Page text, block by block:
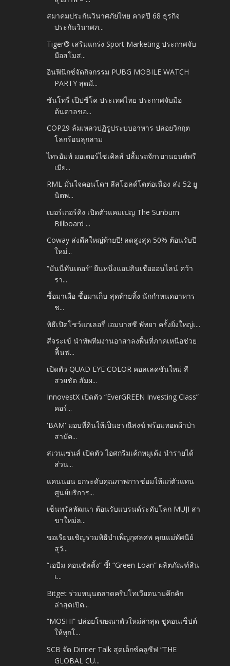
สมาคมประกันวินาศภัยไทย คาดปี 68 ธุรกิจ
ประกันวินาศภ...
Tiger® เสริมแกร่ง Sport Marketing ประกาศจับ
มือสโมส...
อินฟินิกซ์จัดกิจกรรม PUBG MOBILE WATCH
PARTY สุดมั...
ซันโทรี่ เป๊ปซี่โค ประเทศไทย ประกาศจับมือ
ต้นตาลขอ...
COP29 ล้มเหลวปฏิรูประบบอาหาร ปล่อยวิกฤต
โลกร้อนลุกลาม
ไทรอัมพ์ มอเตอร์ไซเคิลส์ ปลื้มรถจักรยานยนต์พรี
เมีย...
RML มั่นใจคอนโดฯ ลีสโฮลด์โตต่อเนื่อง ส่ง 52 ยู
นิตพ...
เบอร์เกอร์คิง เปิดตัวแคมเปญ The Sunburn
Billboard ...
Coway ส่งดีลใหญ่ท้ายปี! ลดสูงสุด 50% ต้อนรับปี
ใหม่...
“มันนี่ทันเดอร์” ยืนหนึ่งแอปสินเชื่อออนไลน์ คว้า
รา...
ซื้อมาเผื่อ-ซื้อมาเก็บ-สุดท้ายทิ้ง นักกำหนดอาหาร
ช...
พิธีเปิดโชว์แกเลอรี่ เอมบาสซี พัทยา ครั้งยิ่งใหญ่เ...
สีจระเข้ นำทัพทีมงานอาสาลงพื้นที่ภาคเหนือช่วย
ฟื้นฟ...
เปิดตัว QUAD EYE COLOR คอลเลคชันใหม่ สี
สวยชัด สัมผ...
InnovestX เปิดตัว “EverGREEN Investing Class”
คอร์...
'BAM' มอบที่ดินให้เป็นธรณีสงฆ์ พร้อมทอดผ้าป่า
สามัค...
สเวนเซ่นส์ เปิดตัว ไอศกรีมเค้กหมูเด้ง นำรายได้
ส่วน...
แคนนอน ยกระดับคุณภาพการซ่อมให้แก่ตัวแทน
ศูนย์บริการ...
เซ็นทรัลพัฒนา ต้อนรับแบรนด์ระดับโลก MUJI สา
ขาใหม่ล...
ขอเรียนเชิญร่วมพิธีบำเพ็ญกุศลศพ คุณแม่ทัศนีย์
สุวั...
“เอบีม คอนซัลติ้ง” ชี้! “Green Loan” ผลิตภัณฑ์สิน
เ...
Bitget ร่วมหนุนตลาดคริปโทเวียดนามคึกคัก
ล่าสุดเปิด...
“MOSHI” ปล่อยโฆษณาตัวใหม่ล่าสุด ชูคอนเซ็ปต์
ให้ทุกโ...
SCB จัด Dinner Talk สุดเอ็กซ์คลูซีฟ “THE
GLOBAL CU...